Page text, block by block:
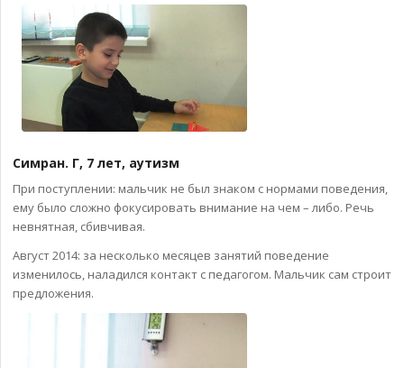
Симран. Г, 7 лет, аутизм
При поступлении: мальчик не был знаком с нормами поведения,
ему было сложно фокусировать внимание на чем – либо. Речь
невнятная, сбивчивая.
Август 2014: за несколько месяцев занятий поведение
изменилось, наладился контакт с педагогом. Мальчик сам строит
предложения.